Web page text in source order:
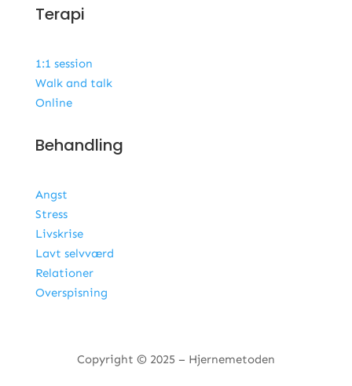
Terapi
1:1 session
Walk and talk
Online
Behandling
Angst
Stress
Livskrise
Lavt selvværd
Relationer
Overspisning
Copyright © 2025 – Hjernemetoden